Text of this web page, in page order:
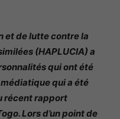
et de lutte contre la
(HAPLUCIA) a
qui ont été
qui a été
récent rapport
Lors d’un point de